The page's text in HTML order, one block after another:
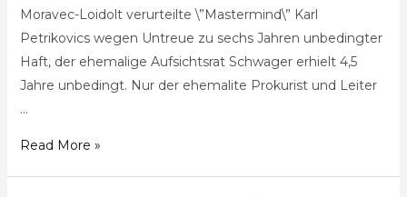
Moravec-Loidolt verurteilte \”Mastermind\” Karl
Petrikovics wegen Untreue zu sechs Jahren unbedingter
Haft, der ehemalige Aufsichtsrat Schwager erhielt 4,5
Jahre unbedingt. Nur der ehemalite Prokurist und Leiter
…
Read More »